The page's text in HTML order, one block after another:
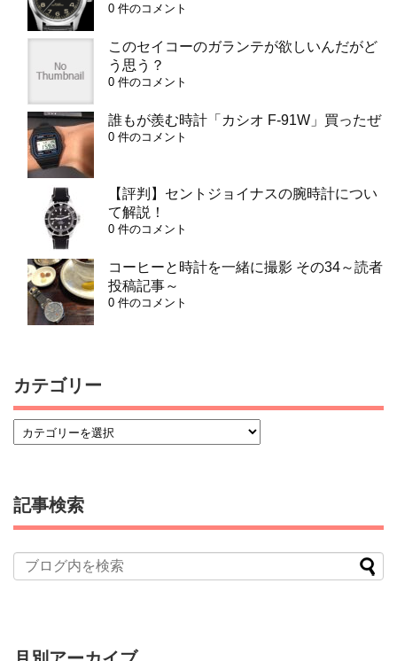
0 件のコメント
このセイコーのガランテが欲しいんだがど
う思う？
0 件のコメント
誰もが羨む時計「カシオ F-91W」買ったぜ
0 件のコメント
【評判】セントジョイナスの腕時計につい
て解説！
0 件のコメント
コーヒーと時計を一緒に撮影 その34～読者
投稿記事～
0 件のコメント
カテゴリー
記事検索